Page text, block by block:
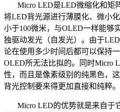
Micro LED是LED微缩化和矩
将LED背光源进行薄膜化、微小
小于100微米，与OLED一样能够
独驱动发光（自发光）。由于
论在使用多少时间后都可以保持
OLED所无法比拟的。同时Micro
性，而且是像素级别的纯黑色，
背光控制要来得更加直接和纯粹。
Micro LED的优势就是来自于